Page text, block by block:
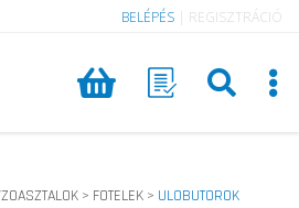
BELÉPÉS REGISZTRÁCIÓ
> FOTELEK > ULOBUTOROK